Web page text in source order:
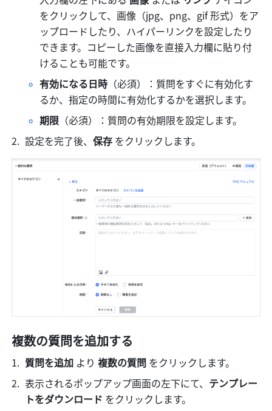
をクリックして、画像（jpg、png、gif 形式）をア
ップロードしたり、ハイパーリンクを設定したり
できます。コピーした画像を直接入力欄に貼り付
けることも可能です。
有効になる日時 （必須）：質問をすぐに有効化す
るか、指定の時間に有効化するかを選択します。
期限 （必須）：質問の有効期限を設定します。
設定を完了後、保存 をクリックします。
複数の質問を追加する
質問を追加 より 複数の質問 をクリックします。
表示されるポップアップ画面の左下にて、 テンプレー
トをダウンロード をクリックします。